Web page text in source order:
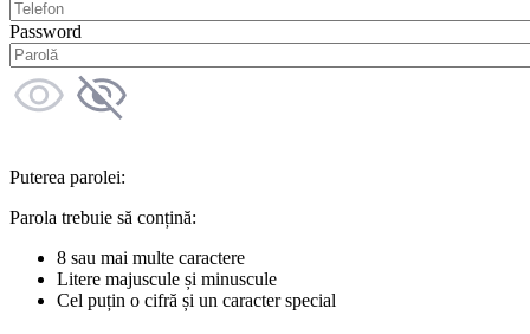
Password
Puterea parolei:
Parola trebuie să conțină:
8 sau mai multe caractere
Litere majuscule și minuscule
Cel puțin o cifră și un caracter special